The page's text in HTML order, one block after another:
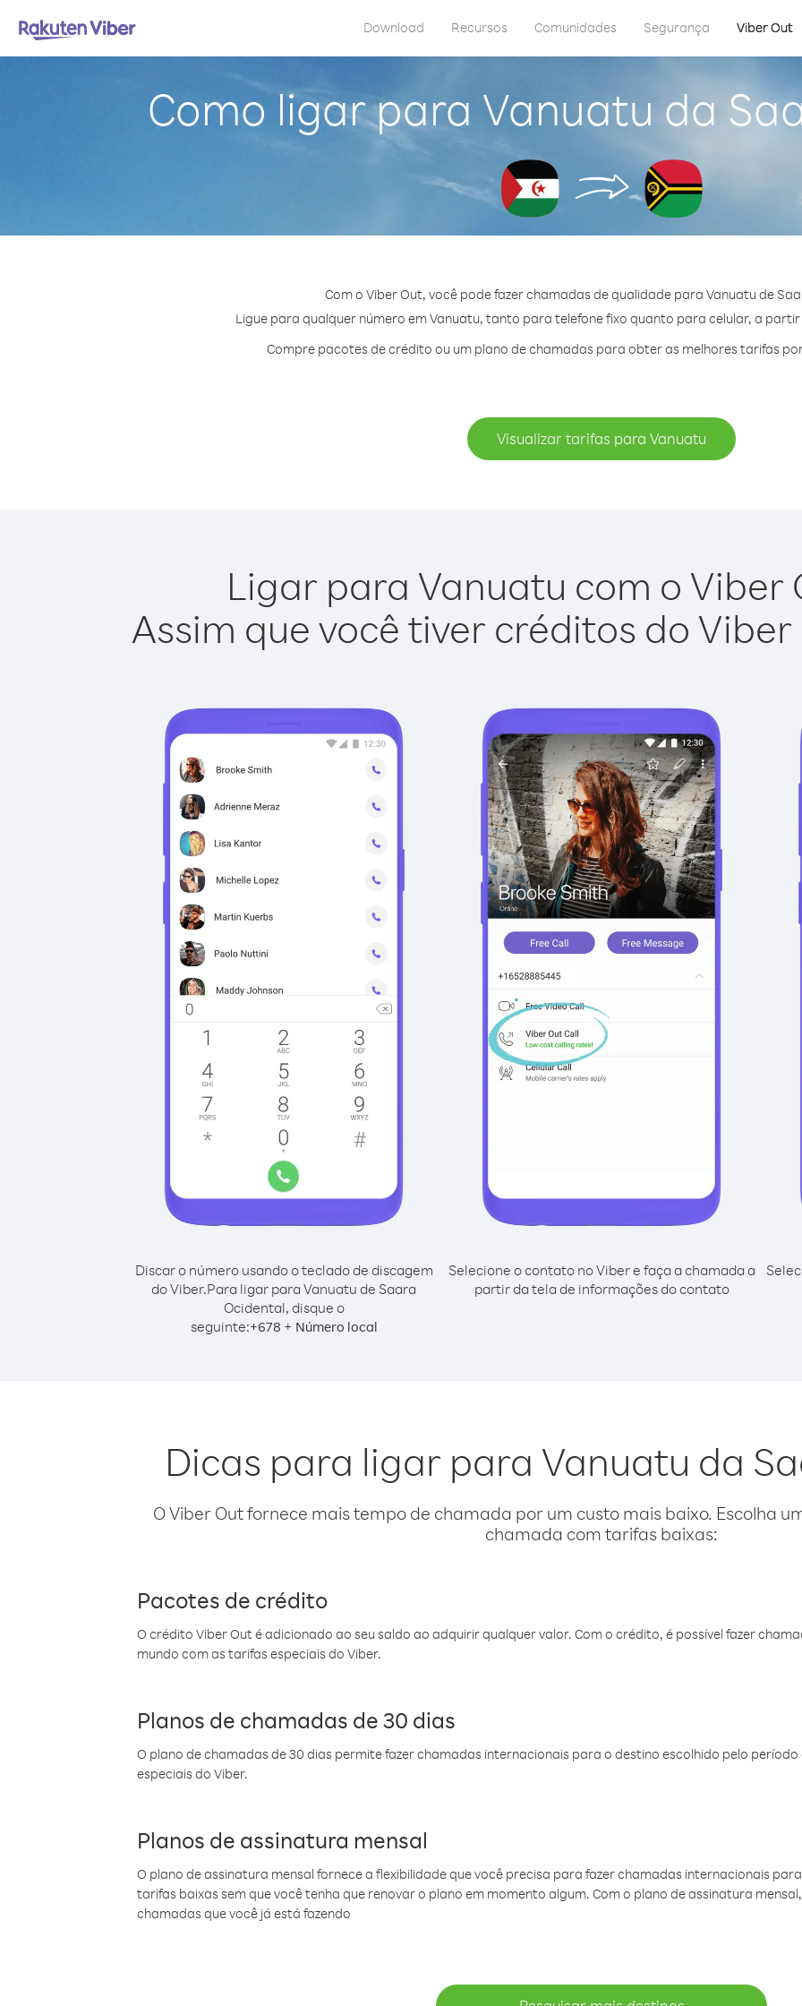
Download Recursos Comunidades Segurança Viber Out
Como ligar para Vanuatu da
Com o Viber Out, você pode fazer chamadas de qualidade para Vanuatu de
Ligue para qualquer número em Vanuatu, tanto para telefone fixo quanto para celular, a partir
Compre pacotes de crédito ou um plano de chamadas para obter as melhores tarifas
Visualizar tarifas para Vanuatu
Ligar para Vanuatu com o Viber
Assim que você tiver créditos do
Discar o número usando o teclado de discagem
do Viber.Para ligar para Vanuatu de Saara
Ocidental, disque o
seguinte:+678 + Número local
Selecione o contato no Viber e faça a chamada a
partir da tela de informações do contato
Dicas para ligar para Vanuatu da
O Viber Out fornece mais tempo de chamada por um custo mais baixo. Escolha
chamada com tarifas baixas:
Pacotes de crédito
O crédito Viber Out é adicionado ao seu saldo ao adquirir qualquer valor. Com o crédito, é possível fazer
mundo com as tarifas especiais do Viber.
Planos de chamadas de 30 dias
O plano de chamadas de 30 dias permite fazer chamadas internacionais para o destino escolhido pelo
especiais do Viber.
Planos de assinatura mensal
O plano de assinatura mensal fornece a flexibilidade que você precisa para fazer chamadas internacionais
tarifas baixas sem que você tenha que renovar o plano em momento algum. Com o plano de assinatura
chamadas que você já está fazendo